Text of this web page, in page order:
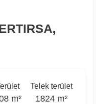
m²
Telek terület
1824 m²